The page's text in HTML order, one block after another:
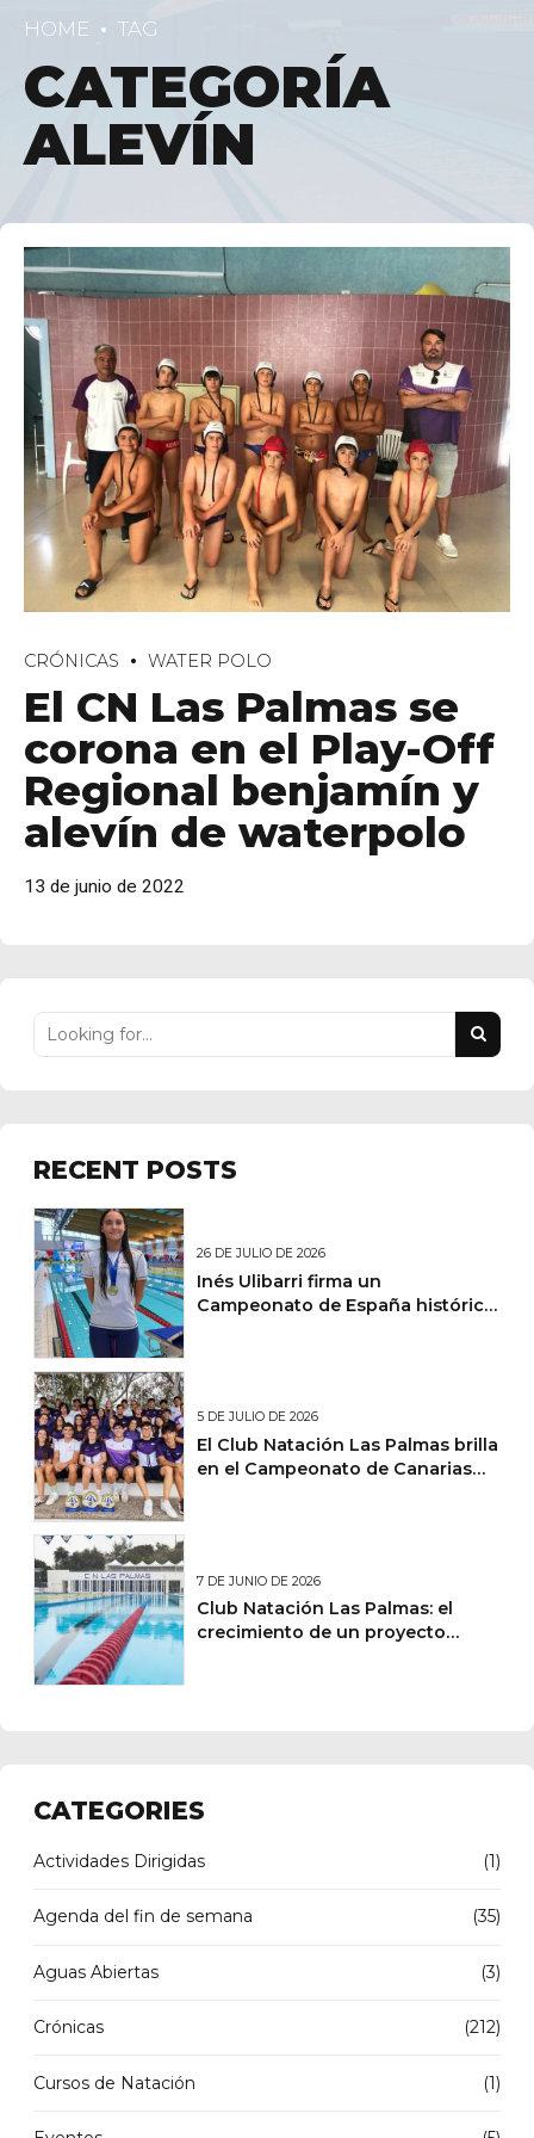
HOME TAG
CATEGORÍA
ALEVÍN
CRÓNICAS WATER POLO
El CN Las Palmas se
corona en el Play-Off
Regional benjamín y
alevín de waterpolo
13 de junio de 2022
RECENT POSTS
26 DE JULIO DE 2026
Inés Ulibarri firma un
Campeonato de España histórico
5 DE JULIO DE 2026
El Club Natación Las Palmas brilla
en el Campeonato de Canarias
7 DE JUNIO DE 2026
Club Natación Las Palmas: el
crecimiento de un proyecto
CATEGORIES
Actividades Dirigidas (1)
Agenda del fin de semana (35)
Aguas Abiertas (3)
Crónicas (212)
Cursos de Natación (1)